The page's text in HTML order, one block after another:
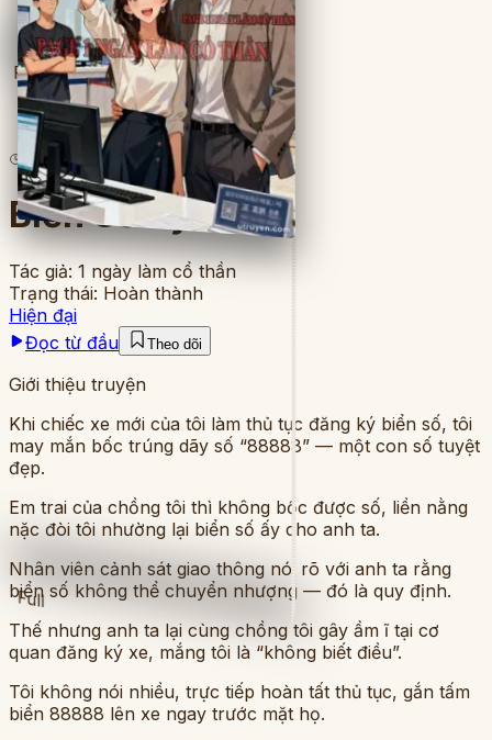
Full
Full
6 lượt đọc 8 chương
Biển Số Tỷ Đô
Tác giả: 1 ngày làm cổ thần
Trạng thái: Hoàn thành
Hiện đại
Đọc từ đầu
Theo dõi
Giới thiệu truyện
Khi chiếc xe mới của tôi làm thủ tục đăng ký biển số, tôi
may mắn bốc trúng dãy số “88888” — một con số tuyệt
đẹp.
Em trai của chồng tôi thì không bốc được số, liền nằng
nặc đòi tôi nhường lại biển số ấy cho anh ta.
Nhân viên cảnh sát giao thông nói rõ với anh ta rằng
biển số không thể chuyển nhượng — đó là quy định.
Thế nhưng anh ta lại cùng chồng tôi gây ầm ĩ tại cơ
quan đăng ký xe, mắng tôi là “không biết điều”.
Tôi không nói nhiều, trực tiếp hoàn tất thủ tục, gắn tấm
biển 88888 lên xe ngay trước mặt họ.